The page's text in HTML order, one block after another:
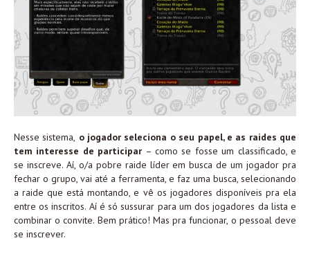
Nesse sistema, o jogador seleciona o seu papel, e as raides que
tem interesse de participar – como se fosse um classificado, e
se inscreve. Aí, o/a pobre raide líder em busca de um jogador pra
fechar o grupo, vai até a ferramenta, e faz uma busca, selecionando
a raide que está montando, e vê os jogadores disponíveis pra ela
entre os inscritos. Aí é só sussurar para um dos jogadores da lista e
combinar o convite. Bem prático! Mas pra funcionar, o pessoal deve
se inscrever.